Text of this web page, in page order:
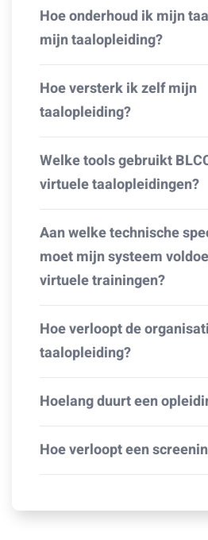
Hoe onderhoud ik mijn
mijn taalopleiding?
Hoe versterk ik zelf mijn
taalopleiding?
Welke tools gebruikt
virtuele taalopleidingen?
Aan welke technische
moet mijn systeem
virtuele trainingen?
Hoe verloopt de
taalopleiding?
Hoelang duurt een
Hoe verloopt een